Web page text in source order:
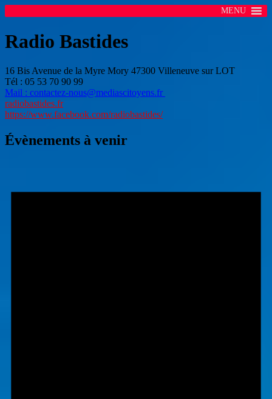
MENU
Radio Bastides
16 Bis Avenue de la Myre Mory 47300 Villeneuve sur LOT
Tél : 05 53 70 90 99
Mail : contactez-nous@mediascitoyens.fr
radiobastides.fr
https://www.facebook.com/radiobastides/
Évènements à venir